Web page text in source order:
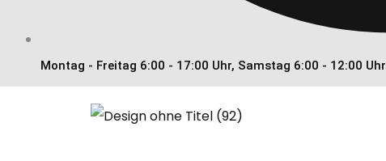
Montag - Freitag 6:00 - 17:00 Uhr, Samstag 6:00 - 12:00 Uhr